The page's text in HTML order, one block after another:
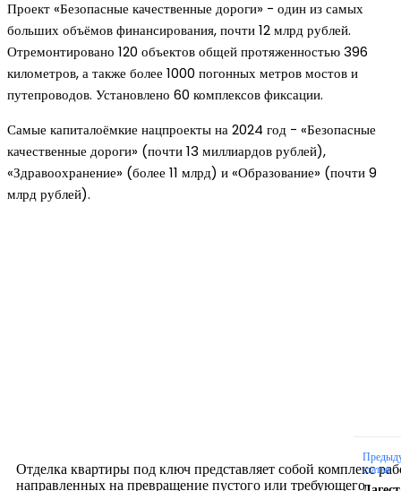
Проект «Безопасные качественные дороги» − один из самых
больших объёмов финансирования, почти 12 млрд рублей.
Отремонтировано 120 объектов общей протяженностью 396
километров, а также более 1000 погонных метров мостов и
путепроводов. Установлено 60 комплексов фиксации.
Самые капиталоёмкие нацпроекты на 2024 год − «Безопасные
качественные дороги» (почти 13 миллиардов рублей),
«Здравоохранение» (более 11 млрд) и «Образование» (почти 9
млрд рублей).
Отделка квартиры под ключ представляет собой комплекс
направленных на превращение пустого или требующего
статья